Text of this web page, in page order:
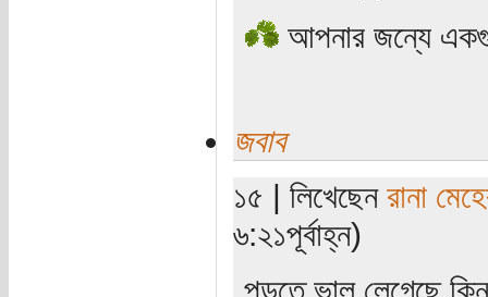
আপনার জন্যে
জবাব
১৫ | লিখেছেন রানা
৬:২১পূর্বাহ্ন)
পড়তে ভাল লেগেছে